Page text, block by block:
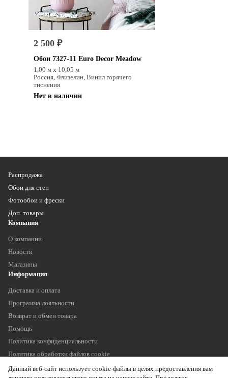
2 500 ₽
Обои 7327-11 Euro Decor Meadow
1,00 м х 10,05 м
Россия, Флизелин, Винил горячего
тиснения
Нет в наличии
Распродажа
Обои для стен
Фотообои и фрески
Доп. товары
Компания
О компании
Новости
Магазины
Информация
Доставка и оплата
Программа лояльности
Возврат и обмен товара
Помощь
Политика конфиденциальности
Политика обработки файлов cookie
Данный веб-сайт использует cookie-файлы в целях предоставления вам